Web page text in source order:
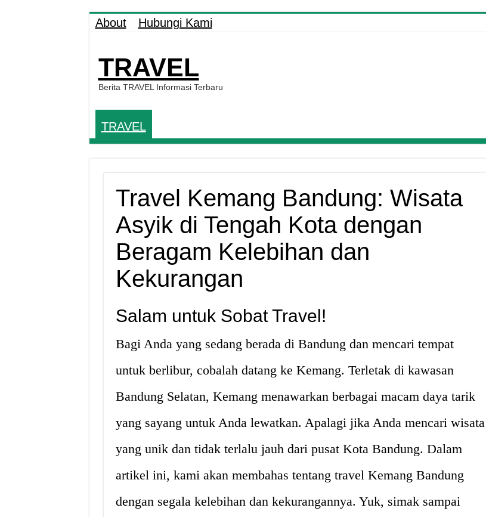
About Hubungi Kami
TRAVEL
Berita TRAVEL Informasi Terbaru
TRAVEL
Travel Kemang Bandung: Wisata
Asyik di Tengah Kota dengan
Beragam Kelebihan dan
Kekurangan
Salam untuk Sobat Travel!
Bagi Anda yang sedang berada di Bandung dan mencari tempat
untuk berlibur, cobalah datang ke Kemang. Terletak di kawasan
Bandung Selatan, Kemang menawarkan berbagai macam daya tarik
yang sayang untuk Anda lewatkan. Apalagi jika Anda mencari wisata
yang unik dan tidak terlalu jauh dari pusat Kota Bandung. Dalam
artikel ini, kami akan membahas tentang travel Kemang Bandung
dengan segala kelebihan dan kekurangannya. Yuk, simak sampai